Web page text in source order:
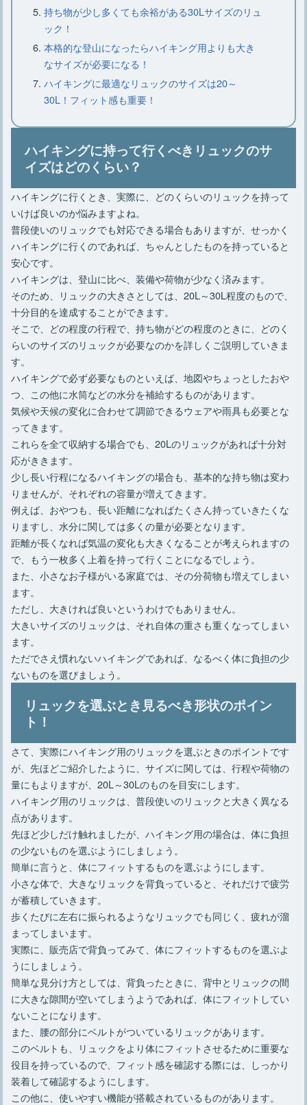
けるポイントとは？
釣り初心者なら川から始めよう！流域
初心者でも楽しめるサビキ釣りに挑
持ち物が少し多くても余裕がある30Lサイズのリュ
ック！
本格的な登山になったらハイキング用よりも大き
なサイズが必要になる！
ハイキングに最適なリュックのサイズは20～
30L！フィット感も重要！
ハイキングに持って行くべきリュックのサ
イズはどのくらい？
ハイキングに行くとき、実際に、どのくらいのリュックを持って
いけば良いのか悩みますよね。
普段使いのリュックでも対応できる場合もありますが、せっかく
ハイキングに行くのであれば、ちゃんとしたものを持っていると
安心です。
ハイキングは、登山に比べ、装備や荷物が少なく済みます。
そのため、リュックの大きさとしては、20L～30L程度のもので、
十分目的を達成することができます。
そこで、どの程度の行程で、持ち物がどの程度のときに、どのく
らいのサイズのリュックが必要なのかを詳しくご説明していきま
す。
ハイキングで必ず必要なものといえば、地図やちょっとしたおや
つ、この他に水筒などの水分を補給するものがあります。
気候や天候の変化に合わせて調節できるウェアや雨具も必要とな
ってきます。
これらを全て収納する場合でも、20Lのリュックがあれば十分対
応がききます。
少し長い行程になるハイキングの場合も、基本的な持ち物は変わ
りませんが、それぞれの容量が増えてきます。
例えば、おやつも、長い距離になればたくさん持っていきたくな
りますし、水分に関しては多くの量が必要となります。
距離が長くなれば気温の変化も大きくなることが考えられますの
で、もう一枚多く上着を持って行くことになるでしょう。
また、小さなお子様がいる家庭では、その分荷物も増えてしまい
ます。
ただし、大きければ良いというわけでもありません。
大きいサイズのリュックは、それ自体の重さも重くなってしまい
ます。
ただでさえ慣れないハイキングであれば、なるべく体に負担の少
ないものを選びましょう。
リュックを選ぶとき見るべき形状のポイン
ト！
さて、実際にハイキング用のリュックを選ぶときのポイントです
が、先ほどご紹介したように、サイズに関しては、行程や荷物の
量にもよりますが、20L～30Lのものを目安にします。
ハイキング用のリュックは、普段使いのリュックと大きく異なる
点があります。
先ほど少しだけ触れましたが、ハイキング用の場合は、体に負担
の少ないものを選ぶようにしましょう。
簡単に言うと、体にフィットするものを選ぶようにします。
小さな体で、大きなリュックを背負っていると、それだけで疲労
が蓄積していきます。
歩くたびに左右に振られるようなリュックでも同じく、疲れが溜
まってしまいます。
実際に、販売店で背負ってみて、体にフィットするものを選ぶよ
うにしましょう。
簡単な見分け方としては、背負ったときに、背中とリュックの間
に大きな隙間が空いてしまうようであれば、体にフィットしてい
ないことになります。
また、腰の部分にベルトがついているリュックがあります。
このベルトも、リュックをより体にフィットさせるために重要な
役目を持っているので、フィット感を確認する際には、しっかり
装着して確認するようにします。
この他に、使いやすい機能が搭載されているものがあります。